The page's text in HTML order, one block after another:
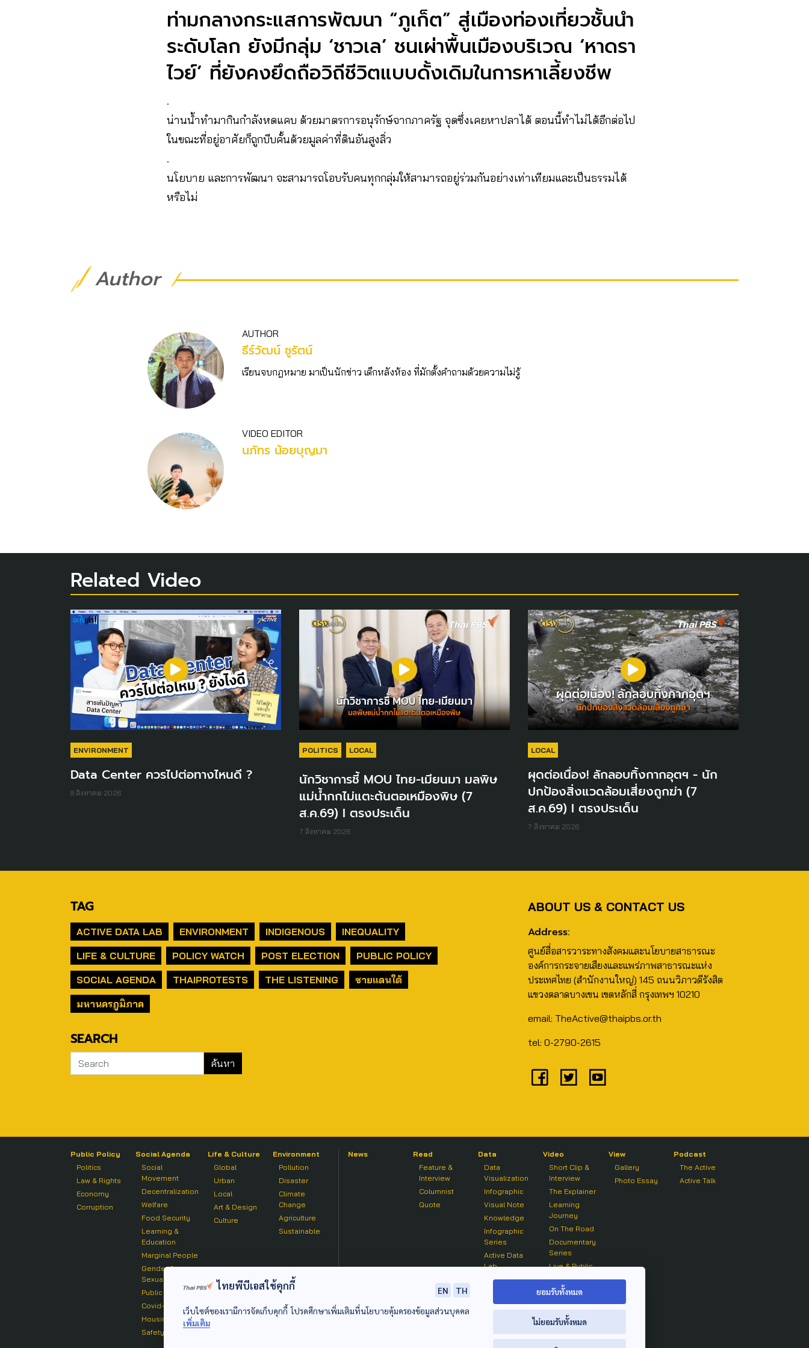
ท่ามกลางกระแสการพัฒนา “ภูเก็ต” สู่เมืองท่องเที่ยวชั้นนำ
ระดับโลก ยังมีกลุ่ม ‘ชาวเล’ ชนเผ่าพื้นเมืองบริเวณ ‘หาดรา
ไวย์’ ที่ยังคงยึดถือวิถีชีวิตแบบดั้งเดิมในการหาเลี้ยงชีพ
.
น่านน้ำทำมากินกำลังหดแคบ ด้วยมาตรการอนุรักษ์จากภาครัฐ จุดซึ่งเคยหาปลาได้ ตอนนี้ทำไม่ได้อีกต่อไป
ในขณะที่อยู่อาศัยก็ถูกบีบคั้นด้วยมูลค่าที่ดินอันสูงลิ่ว
.
นโยบาย และการพัฒนา จะสามารถโอบรับคนทุกกลุ่มให้สามารถอยู่ร่วมกันอย่างเท่าเทียมและเป็นธรรมได้
หรือไม่
Author
AUTHOR
ธีร์วัฒน์ ชูรัตน์
เรียนจบกฎหมาย มาเป็นนักข่าว เด็กหลังห้อง ที่มักตั้งคำถามด้วยความไม่รู้
VIDEO EDITOR
นภัทร น้อยบุญมา
Related Video
ENVIRONMENT
Data Center ควรไปต่อทางไหนดี ?
8 สิงหาคม 2026
POLITICS LOCAL
นักวิชาการชี้ MOU ไทย-เมียนมา มลพิษ
แม่น้ำกกไม่แตะต้นตอเหมืองพิษ (7
ส.ค.69) I ตรงประเด็น
7 สิงหาคม 2026
LOCAL
ผุดต่อเนื่อง! ลักลอบทิ้งกากอุตฯ - นัก
ปกป้องสิ่งแวดล้อมเสี่ยงถูกฆ่า (7
ส.ค.69) I ตรงประเด็น
7 สิงหาคม 2026
TAG
ACTIVE DATA LAB ENVIRONMENT INDIGENOUS
INEQUALITY
LIFE & CULTURE
POLICY WATCH POST ELECTION
PUBLIC POLICY
SOCIAL AGENDA
THAIPROTESTS THE LISTENING
ชายแดนใต้
มหานครภูมิภาค
SEARCH
ABOUT US & CONTACT US
Address:
ศูนย์สื่อสารวาระทางสังคมและนโยบายสาธารณะ
องค์การกระจายเสียงและแพร่ภาพสาธารณะแห่ง
ประเทศไทย (สำนักงานใหญ่) 145 ถนนวิภาวดีรังสิต
แขวงตลาดบางเขน เขตหลักสี่ กรุงเทพฯ 10210
email: TheActive@thaipbs.or.th
tel: 0-2790-2615
Public Policy
Politics
Law & Rights
Economy
Corruption
Social Agenda
Social
Movement
Decentralization
Welfare
Food Security
Learning &
Education
Marginal People
Gender &
Sexuality
Public Health
Covid-19
Housing
Safety
Life & Culture
Global
Urban
Local
Art & Design
Culture
Environment
Pollution
Disaster
Climate
Change
Agriculture
Sustainable
News
Read
Feature &
Interview
Columnist
Quote
Data
Data
Visualization
Infographic
Visual Note
Knowledge
Infographic
Series
Active Data
Lab
Video
Short Clip &
Interview
The Explainer
Learning
Journey
On The Road
Documentary
Series
Live & Public
On air Clip
View
Gallery
Photo Essay
Podcast
The Active
Active Talk
ไทยพีบีเอสใช้คุกกี้ EN
TH
เว็บไซต์ของเรามีการจัดเก็บคุกกี้ โปรดศึกษาเพิ่มเติมที่นโยบายคุ้มครองข้อมูลส่วนบุคคล
เพิ่มเติม
ยอมรับทั้งหมด
ไม่ยอมรับทั้งหมด